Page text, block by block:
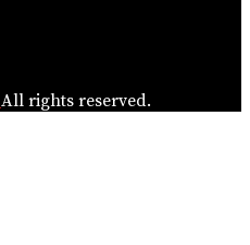
All rights reserved.